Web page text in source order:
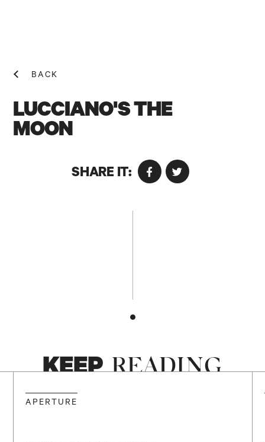
NEWS!
BACK
LUCCIANO'S THE
MOON
SHARE IT:
KEEP READING
APERTURE